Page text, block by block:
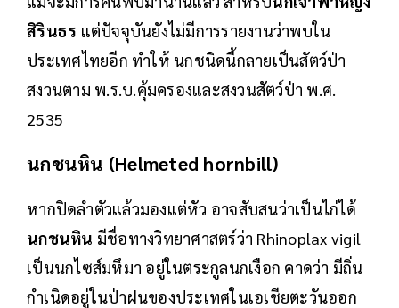
สิรินธร แต่ปัจจุบันยังไม่มีการรายงานว่าพบใน
ประเทศไทยอีก ทำให้ นกชนิดนี้กลายเป็นสัตว์ป่า
สงวนตาม พ.ร.บ.คุ้มครองและสงวนสัตว์ป่า พ.ศ.
2535
นกชนหิน (Helmeted hornbill)
หากปิดลำตัวแล้วมองแต่หัว อาจสับสนว่าเป็นไก่ได้
นกชนหิน มีชื่อทางวิทยาศาสตร์ว่า Rhinoplax vigil
เป็นนกไซส์มหึมา อยู่ในตระกูลนกเงือก คาดว่า มีถิ่น
กำเนิดอยู่ในป่าฝนของประเทศในเอเชียตะวันออก